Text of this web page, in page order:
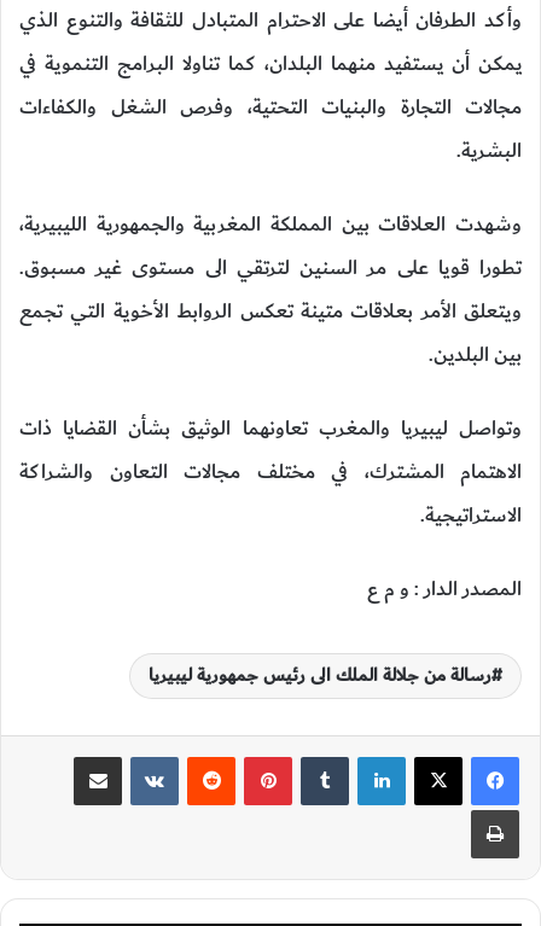
وأكد الطرفان أيضا على الاحترام المتبادل للثقافة والتنوع الذي
يمكن أن يستفيد منهما البلدان، كما تناولا البرامج التنموية في
مجالات التجارة والبنيات التحتية، وفرص الشغل والكفاءات
البشرية.
وشهدت العلاقات بين المملكة المغربية والجمهورية الليبيرية،
تطورا قويا على مر السنين لترتقي الى مستوى غير مسبوق.
ويتعلق الأمر بعلاقات متينة تعكس الروابط الأخوية التي تجمع
بين البلدين.
وتواصل ليبيريا والمغرب تعاونهما الوثيق بشأن القضايا ذات
الاهتمام المشترك، في مختلف مجالات التعاون والشراكة
الاستراتيجية.
المصدر الدار : و م ع
رسالة من جلالة الملك الى رئيس جمهورية ليبيريا
لينكدإن بينتيريست